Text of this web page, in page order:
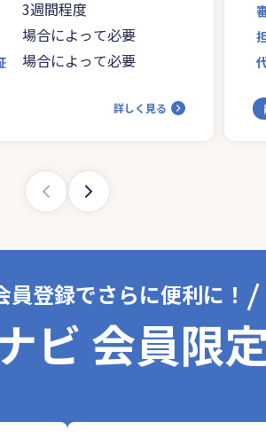
3週間程度
場合によって必要
場合によって必要
詳しく見る
員登録でさらに便利に！
ビ 会員限